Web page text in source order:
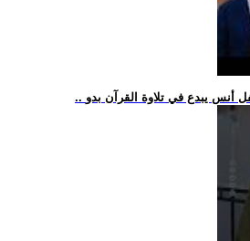
أنس يبدع في تلاوة القرآن بدو